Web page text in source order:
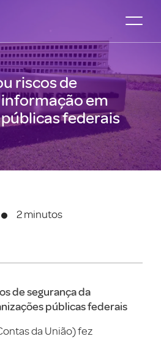
riscos de
em
federais
2 minutos
de segurança da
públicas federais
da União) fez